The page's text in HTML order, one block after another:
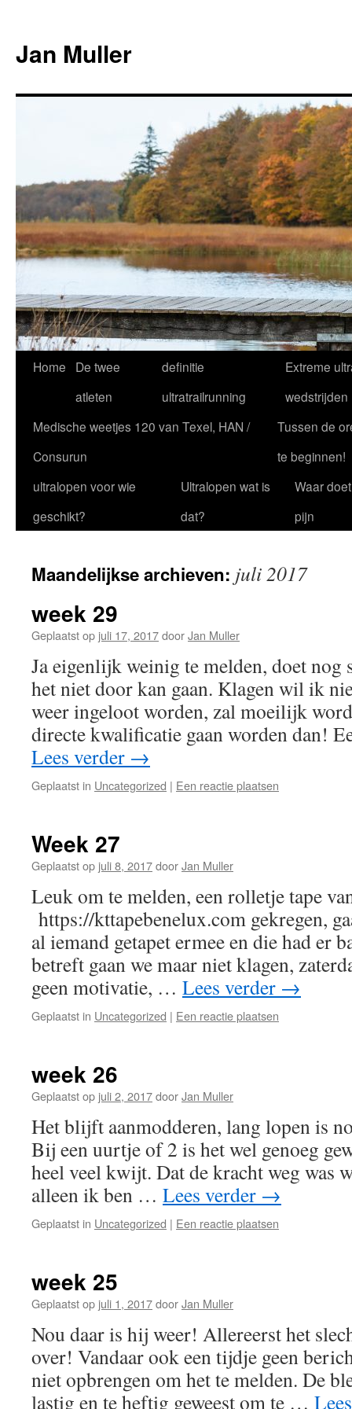
Jan Muller
Ga
inhoud
Home
De twee
atleten
definitie
ultratrailrunning
Extreme
wedstrijden
Medische weetjes 120 van Texel, HAN /
Consurun
Tussen de
te beginnen!
ultralopen voor wie
geschikt?
Ultralopen wat is
dat?
Waar
pijn
Maandelijkse archieven: juli 2017
week 29
Geplaatst op juli 17, 2017doorJan Muller
Ja eigenlijk weinig te melden, doet nog
het niet door kan gaan. Klagen wil ik
weer ingeloot worden, zal moeilijk
directe kwalificatie gaan worden dan!
Lees verder →
Geplaatst in Uncategorized | Een reactie plaatsen
Week 27
Geplaatst op juli 8, 2017doorJan Muller
Leuk om te melden, een rolletje tape
https://kttapebenelux.com gekregen,
al iemand getapet ermee en die had er
betreft gaan we maar niet klagen,
geen motivatie, … Lees verder →
Geplaatst in Uncategorized | Een reactie plaatsen
week 26
Geplaatst op juli 2, 2017doorJan Muller
Het blijft aanmodderen, lang lopen is
Bij een uurtje of 2 is het wel genoeg
heel veel kwijt. Dat de kracht weg was
alleen ik ben … Lees verder →
Geplaatst in Uncategorized | Een reactie plaatsen
week 25
Geplaatst op juli 1, 2017doorJan Muller
Nou daar is hij weer! Allereerst het
over! Vandaar ook een tijdje geen
niet opbrengen om het te melden. De
lastig en te heftig geweest om te …